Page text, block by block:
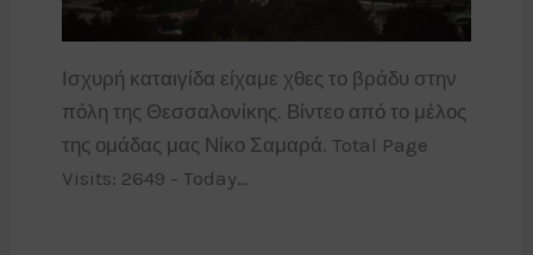
Ισχυρή καταιγίδα είχαμε χθες το βράδυ στην
πόλη της Θεσσαλονίκης. Βίντεο από το μέλος
της ομάδας μας Νίκο Σαμαρά. Total Page
Visits: 2649 - Today…